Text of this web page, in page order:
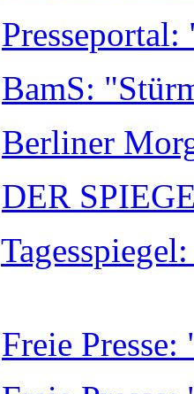
BamS:
Berliner
DER
Freie